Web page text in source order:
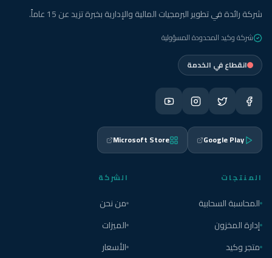
شركة رائدة في تطوير البرمجيات المالية والإدارية بخبرة تزيد عن 15 عاماً.
شركة وكيد المحدودة المسؤولية
انقطاع في الخدمة
Google Play
Microsoft Store
المنتجات
المحاسبة السحابية
إدارة المخزون
متجر وكيد
الشركة
من نحن
الميزات
الأسعار